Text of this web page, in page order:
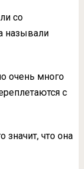
со
называли
очень много
с
значит, что она